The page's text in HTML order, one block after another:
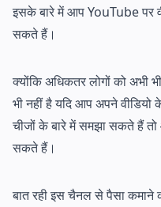
इसके बारे में आप YouTube पर
सकते हैं।
क्योंकि अधिकतर लोगों को अभी
भी नहीं है यदि आप अपने
चीजों के बारे में समझा सकते हैं
सकते हैं।
बात रही इस चैनल से पैसा कमाने